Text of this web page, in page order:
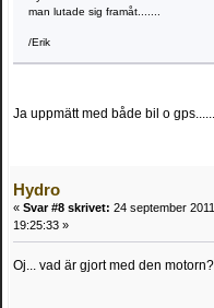
man lutade sig framåt.......
/Erik
Ja uppmätt med både bil o gps......
Hydro
« Svar #8 skrivet: 24 september
19:25:33 »
Oj... vad är gjort med den motorn?